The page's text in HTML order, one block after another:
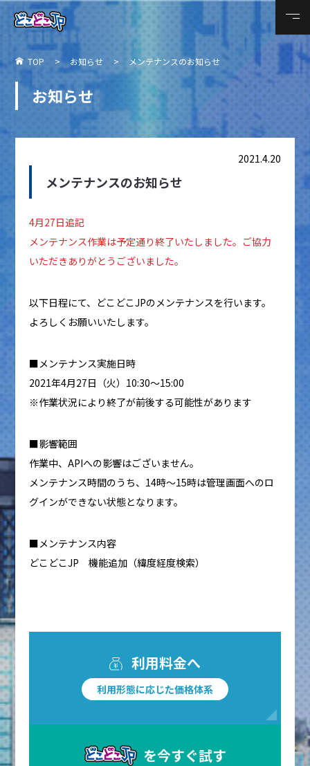
TOP お知らせ メンテナンスのお知らせ
お知らせ
2021.4.20
メンテナンスのお知らせ
4月27日追記
メンテナンス作業は予定通り終了いたしました。ご協力
いただきありがとうございました。
以下日程にて、どこどこJPのメンテナンスを行います。
よろしくお願いいたします。
■メンテナンス実施日時
2021年4月27日（火）10:30～15:00
※作業状況により終了が前後する可能性があります
■影響範囲
作業中、APIへの影響はございません。
メンテナンス時間のうち、14時～15時は管理画面へのロ
グインができない状態となります。
■メンテナンス内容
どこどこJP 機能追加（緯度経度検索）
利用料金へ
利用形態に応じた価格体系
を今すぐ試す